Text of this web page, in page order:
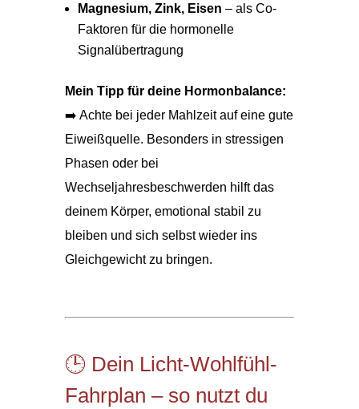
Magnesium, Zink, Eisen – als Co-
Faktoren für die hormonelle
Signalübertragung
Mein Tipp für deine Hormonbalance:
➡️ Achte bei jeder Mahlzeit auf eine gute
Eiweißquelle. Besonders in stressigen
Phasen oder bei
Wechseljahresbeschwerden hilft das
deinem Körper, emotional stabil zu
bleiben und sich selbst wieder ins
Gleichgewicht zu bringen.
🕒 Dein Licht-Wohlfühl-
Fahrplan – so nutzt du